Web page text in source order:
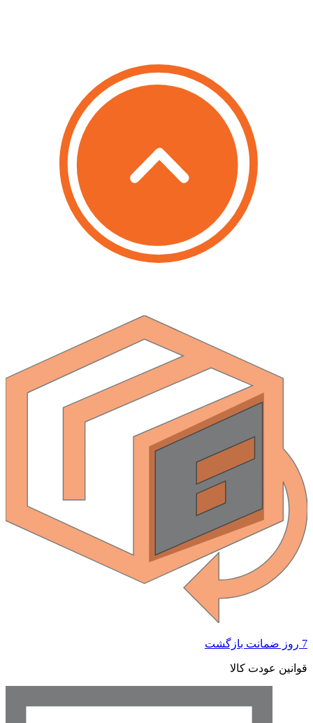
7 روز ضمانت بازگشت
قوانین عودت کالا